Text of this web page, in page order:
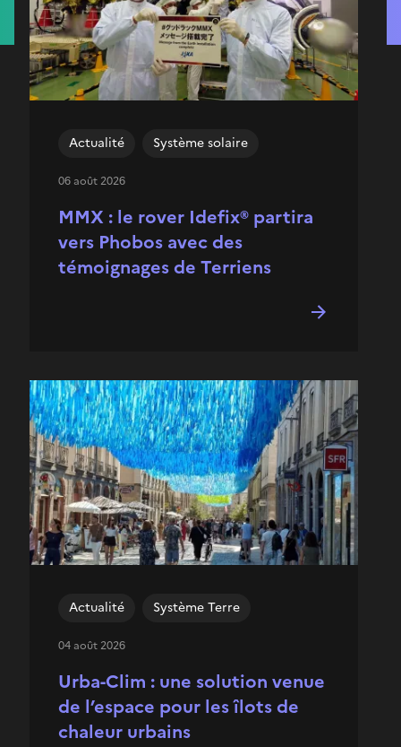
MMX : le rover Idefix® partira
vers Phobos avec des
témoignages de Terriens
Actualité Système solaire
06 août 2026
Urba-Clim : une solution venue
de l’espace pour les îlots de
chaleur urbains
Actualité Système Terre
04 août 2026